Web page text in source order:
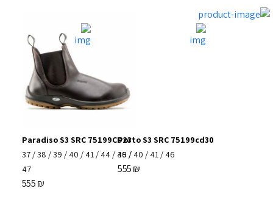
Porto S3 SRC 75199cd30
39 / 40 / 41 / 46
555₪
Paradiso S3 SRC 75199CD23
37/38 /39 / 40 / 41/ 44/ 46 /
47
555₪